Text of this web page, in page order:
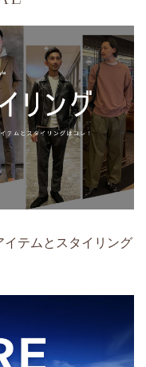
テムとスタイリング